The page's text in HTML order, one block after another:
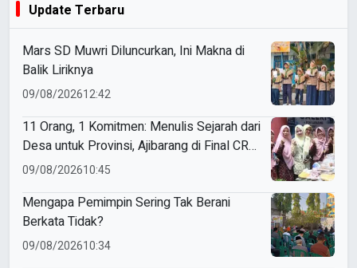
Update Terbaru
Mars SD Muwri Diluncurkan, Ini Makna di
Balik Liriknya
09/08/202612:42
11 Orang, 1 Komitmen: Menulis Sejarah dari
Desa untuk Provinsi, Ajibarang di Final CRM
2026
09/08/202610:45
Mengapa Pemimpin Sering Tak Berani
Berkata Tidak?
09/08/202610:34